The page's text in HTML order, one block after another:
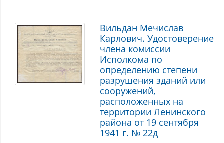
Вильдан Мечислав
Карлович. Удостоверение
члена комиссии
Исполкома по
определению степени
разрушения зданий или
сооружений,
расположенных на
территории Ленинского
района от 19 сентября
1941 г. № 22д